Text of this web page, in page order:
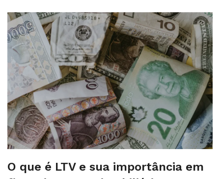
O que é LTV e sua importância em